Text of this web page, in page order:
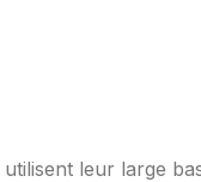
leur large